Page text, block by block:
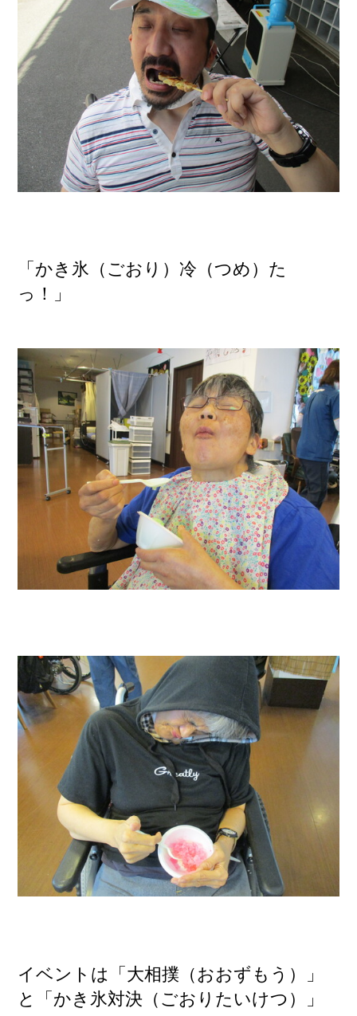
「かき氷（ごおり）冷（つめ）た
っ！」
イベントは「大相撲（おおずもう）」
と「かき氷対決（ごおりたいけつ）」